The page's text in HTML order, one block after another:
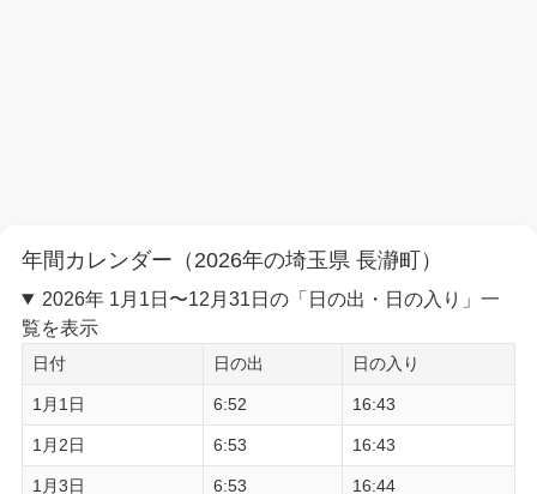
年間カレンダー（2026年の埼玉県 長瀞町）
2026年 1月1日〜12月31日の「日の出・日の入り」一
覧を表示
日付 日の出 日の入り
1月1日 6:52 16:43
1月2日 6:53 16:43
1月3日 6:53 16:44